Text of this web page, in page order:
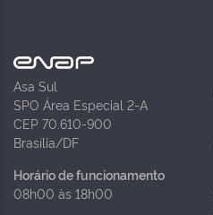
Asa Sul
SPO Área Especial 2-A
CEP 70.610-900
Brasília/DF
Horário de funcionamento
08h00 às 18h00